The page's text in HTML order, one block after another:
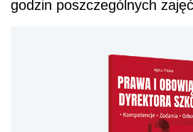
godzin poszczególnych